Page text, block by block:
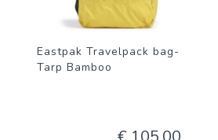
Eastpak Travelpack bag-
Tarp Bamboo